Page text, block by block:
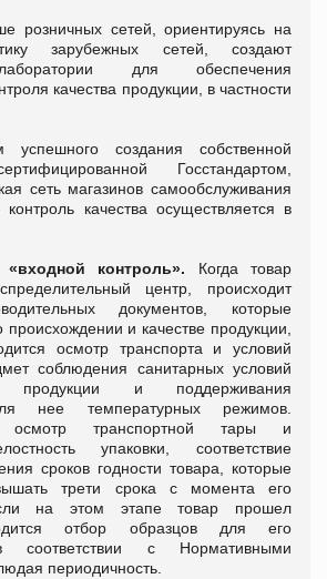
розничных сетей, ориентируясь на
зарубежных сетей, создают
для обеспечения
качества продукции, в частности
создания собственной
Госстандартом,
сеть магазинов самообслуживания
контроль качества осуществляется в
«входной контроль». Когда товар
центр, происходит
документов, которые
происхождении и качестве продукции,
осмотр транспорта и условий
соблюдения санитарных условий
продукции и поддерживания
нее температурных режимов.
осмотр транспортной тары и
упаковки, соответствие
сроков годности товара, которые
трети срока с момента его
на этом этапе товар прошел
отбор образцов для его
соответствии с Нормативными
периодичность.